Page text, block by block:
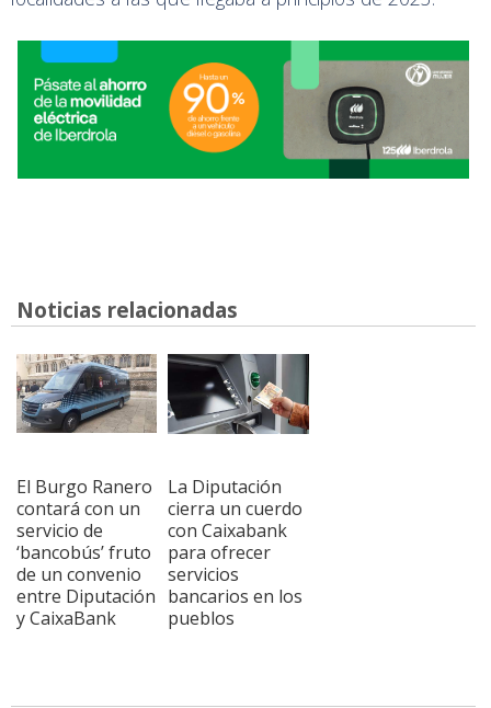
Noticias relacionadas
El Burgo Ranero
contará con un
servicio de
‘bancobús’ fruto
de un convenio
entre Diputación
y CaixaBank
La Diputación
cierra un cuerdo
con Caixabank
para ofrecer
servicios
bancarios en los
pueblos